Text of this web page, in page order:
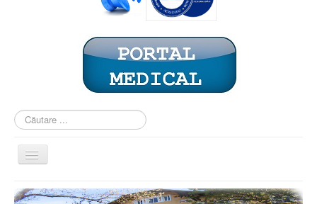
Căutare
...
Comută
navigarea
PREZENTARE